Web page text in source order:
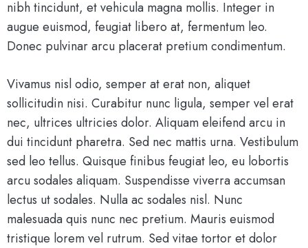
nibh tincidunt, et vehicula magna mollis. Integer in
augue euismod, feugiat libero at, fermentum leo.
Donec pulvinar arcu placerat pretium condimentum.
Vivamus nisl odio, semper at erat non, aliquet
sollicitudin nisi. Curabitur nunc ligula, semper vel erat
nec, ultrices ultricies dolor. Aliquam eleifend arcu in
dui tincidunt pharetra. Sed nec mattis urna. Vestibulum
sed leo tellus. Quisque finibus feugiat leo, eu lobortis
arcu sodales aliquam. Suspendisse viverra accumsan
lectus ut sodales. Nulla ac sodales nisl. Nunc
malesuada quis nunc nec pretium. Mauris euismod
tristique lorem vel rutrum. Sed vitae tortor et dolor